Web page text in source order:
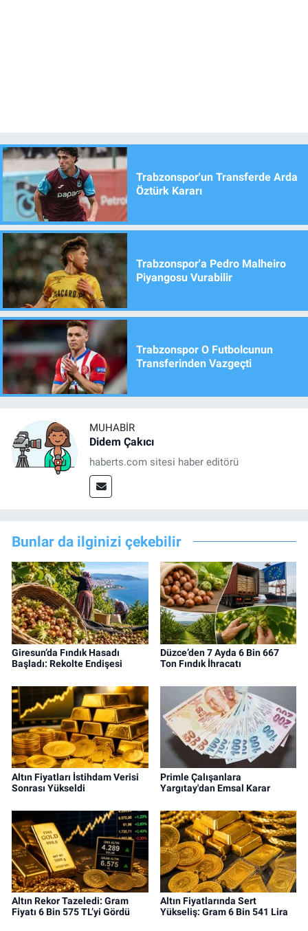
Trabzonspor'un Transferde Arda
Öztürk Kararı
Trabzonspor'a Pedro Malheiro
Piyangosu Vurabilir
Trabzonspor O Futbolcunun
Transferinden Vazgeçti
MUHABIR
Didem Çakıcı
haberts.com sitesi haber editörü
Bunlar da ilginizi çekebilir
Giresun’da Fındık Hasadı
Başladı: Rekolte Endişesi
Düzce’den 7 Ayda 6 Bin 667
Ton Fındık İhracatı
Altın Fiyatları İstihdam Verisi
Sonrası Yükseldi
Primle Çalışanlara
Yargıtay'dan Emsal Karar
Altın Rekor Tazeledi: Gram
Fiyatı 6 Bin 575 TL’yi Gördü
Altın Fiyatlarında Sert
Yükseliş: Gram 6 Bin 541 Lira